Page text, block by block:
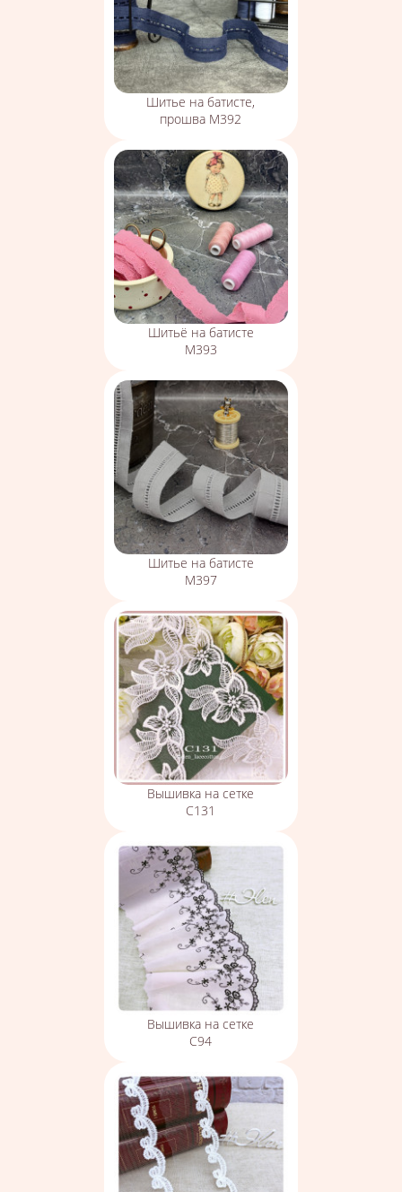
Шитье на батисте,
прошва М392
Шитьё на батисте
М393
Шитье на батисте
М397
Вышивка на сетке
С131
Вышивка на сетке
С94